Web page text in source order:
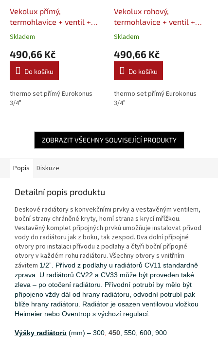
Vekolux přímý,
termohlavice + ventil +
šroubení + 2x EK 3/4"
Skladem
490,66 Kč
Do košíku
thermo set přímý Eurokonus
3/4"
Vekolux rohový,
termohlavice + ventil +
šroubení + 2x EK 3/4"
Skladem
490,66 Kč
Do košíku
thermo set přímý Eurokonus
3/4"
ZOBRAZIT VŠECHNY SOUVISEJÍCÍ PRODUKTY
Popis Diskuze
Detailní popis produktu
Deskové radiátory s konvekčními prvky a vestavěným ventilem,
boční strany chráněné kryty, horní strana s krycí mřížkou.
Vestavěný komplet přípojných prvků umožňuje instalovat přívod
vody do radiátoru jak z boku, tak zespod. Dva dolní přípojné
otvory pro instalaci přívodu z podlahy a čtyři boční přípojné
otvory v každém rohu radiátoru. Všechny otvory s vnitřním
závitem 1/2”. Přívod z podlahy u radiátorů CV11 standardně
zprava. U radiátorů CV22 a CV33 může být proveden také
zleva – po otočení radiátoru. Přívodní potrubí by mělo být
připojeno vždy dál od hrany radiátoru, odvodní potrubí pak
blíže hrany radiátoru. Radiátor je osazen ventilovou vložkou
Heimeier nebo Oventrop s výchozí regulací.
Výšky radiátorů (mm) – 300 450 , 550, 600, 900